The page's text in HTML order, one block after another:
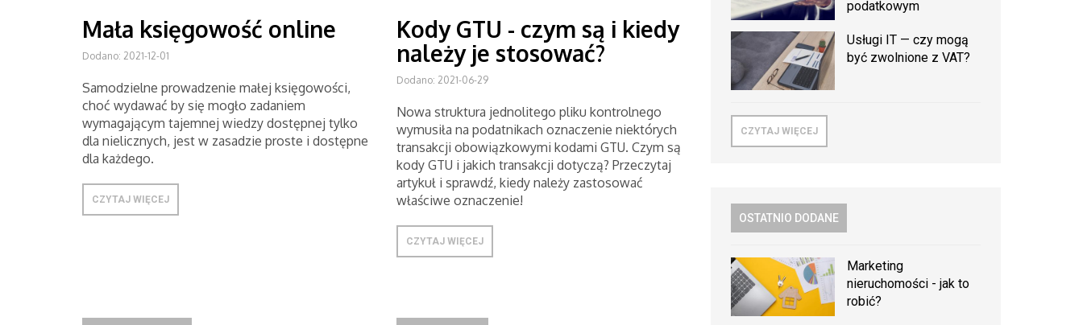
Mała księgowość online
Dodano: 2021-12-01
Samodzielne prowadzenie małej księgowości,
choć wydawać by się mogło zadaniem
wymagającym tajemnej wiedzy dostępnej tylko
dla nielicznych, jest w zasadzie proste i dostępne
dla każdego.
CZYTAJ WIĘCEJ
Kody GTU - czym są i kiedy
należy je stosować?
Dodano: 2021-06-29
Nowa struktura jednolitego pliku kontrolnego
wymusiła na podatnikach oznaczenie niektórych
transakcji obowiązkowymi kodami GTU. Czym są
kody GTU i jakich transakcji dotyczą? Przeczytaj
artykuł i sprawdź, kiedy należy zastosować
właściwe oznaczenie!
CZYTAJ WIĘCEJ
podatkowym
Usługi IT — czy mogą
być zwolnione z VAT?
CZYTAJ WIĘCEJ
OSTATNIO DODANE
Marketing
nieruchomości - jak to
robić?